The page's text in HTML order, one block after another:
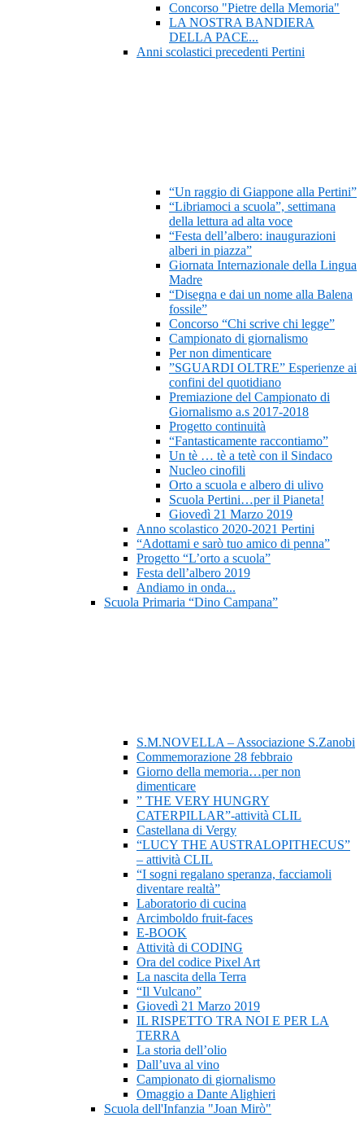
Concorso "Pietre della Memoria"
LA NOSTRA BANDIERA
DELLA PACE...
Anni scolastici precedenti Pertini
“Un raggio di Giappone alla Pertini”
“Libriamoci a scuola”, settimana
della lettura ad alta voce
“Festa dell’albero: inaugurazioni
alberi in piazza”
Giornata Internazionale della Lingua
Madre
“Disegna e dai un nome alla Balena
fossile”
Concorso “Chi scrive chi legge”
Campionato di giornalismo
Per non dimenticare
”SGUARDI OLTRE” Esperienze ai
confini del quotidiano
Premiazione del Campionato di
Giornalismo a.s 2017-2018
Progetto continuità
“Fantasticamente raccontiamo”
Un tè … tè a tetè con il Sindaco
Nucleo cinofili
Orto a scuola e albero di ulivo
Scuola Pertini…per il Pianeta!
Giovedì 21 Marzo 2019
Anno scolastico 2020-2021 Pertini
“Adottami e sarò tuo amico di penna”
Progetto “L’orto a scuola”
Festa dell’albero 2019
Andiamo in onda...
Scuola Primaria “Dino Campana”
S.M.NOVELLA – Associazione S.Zanobi
Commemorazione 28 febbraio
Giorno della memoria…per non
dimenticare
” THE VERY HUNGRY
CATERPILLAR”-attività CLIL
Castellana di Vergy
“LUCY THE AUSTRALOPITHECUS”
– attività CLIL
“I sogni regalano speranza, facciamoli
diventare realtà”
Laboratorio di cucina
Arcimboldo fruit-faces
E-BOOK
Attività di CODING
Ora del codice Pixel Art
La nascita della Terra
“Il Vulcano”
Giovedì 21 Marzo 2019
IL RISPETTO TRA NOI E PER LA
TERRA
La storia dell’olio
Dall’uva al vino
Campionato di giornalismo
Omaggio a Dante Alighieri
Scuola dell'Infanzia "Joan Mirò"